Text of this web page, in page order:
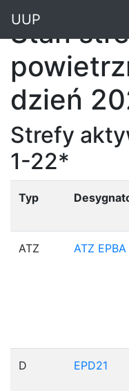
UUP
Stan
dzień
Strefy
1-22*
Typ
ATZ ATZ EPBA
D EPD21